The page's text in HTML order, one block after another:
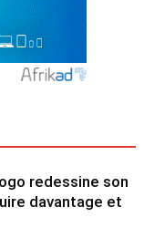
redessine son
davantage et